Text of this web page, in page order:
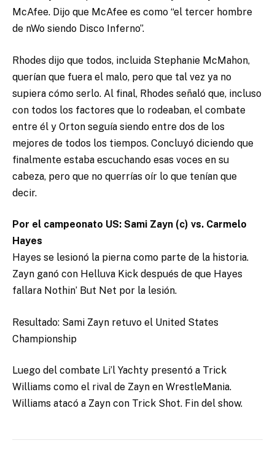
McAfee. Dijo que McAfee es como “el tercer hombre
de nWo siendo Disco Inferno”.
Rhodes dijo que todos, incluida Stephanie McMahon,
querían que fuera el malo, pero que tal vez ya no
supiera cómo serlo. Al final, Rhodes señaló que, incluso
con todos los factores que lo rodeaban, el combate
entre él y Orton seguía siendo entre dos de los
mejores de todos los tiempos. Concluyó diciendo que
finalmente estaba escuchando esas voces en su
cabeza, pero que no querrías oír lo que tenían que
decir.
Por el campeonato US: Sami Zayn (c) vs. Carmelo
Hayes
Hayes se lesionó la pierna como parte de la historia.
Zayn ganó con Helluva Kick después de que Hayes
fallara Nothin’ But Net por la lesión.
Resultado: Sami Zayn retuvo el United States
Championship
Luego del combate Li’l Yachty presentó a Trick
Williams como el rival de Zayn en WrestleMania.
Williams atacó a Zayn con Trick Shot. Fin del show.